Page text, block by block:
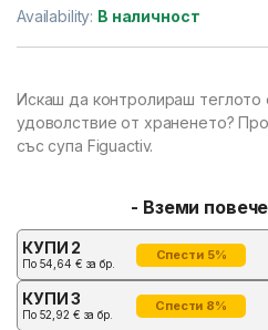
Availability: В наличност
Искаш да контролираш теглото
удоволствие от храненето?
със супа Figuactiv.
- Вземи
КУПИ 2
По 54,64 € за бр.
Спести 5%
КУПИ 3
По 52,92 € за бр.
Спести 8%